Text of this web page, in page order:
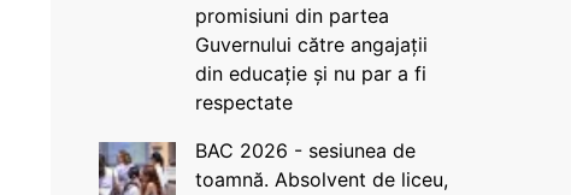
promisiuni din partea
Guvernului către angajații
din educație și nu par a fi
respectate
BAC 2026 - sesiunea de
toamnă. Absolvent de liceu,